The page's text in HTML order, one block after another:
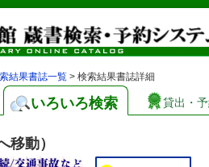
結果書誌一覧 > 検索結果書誌詳細
いろいろ検索 貸出・
移動）